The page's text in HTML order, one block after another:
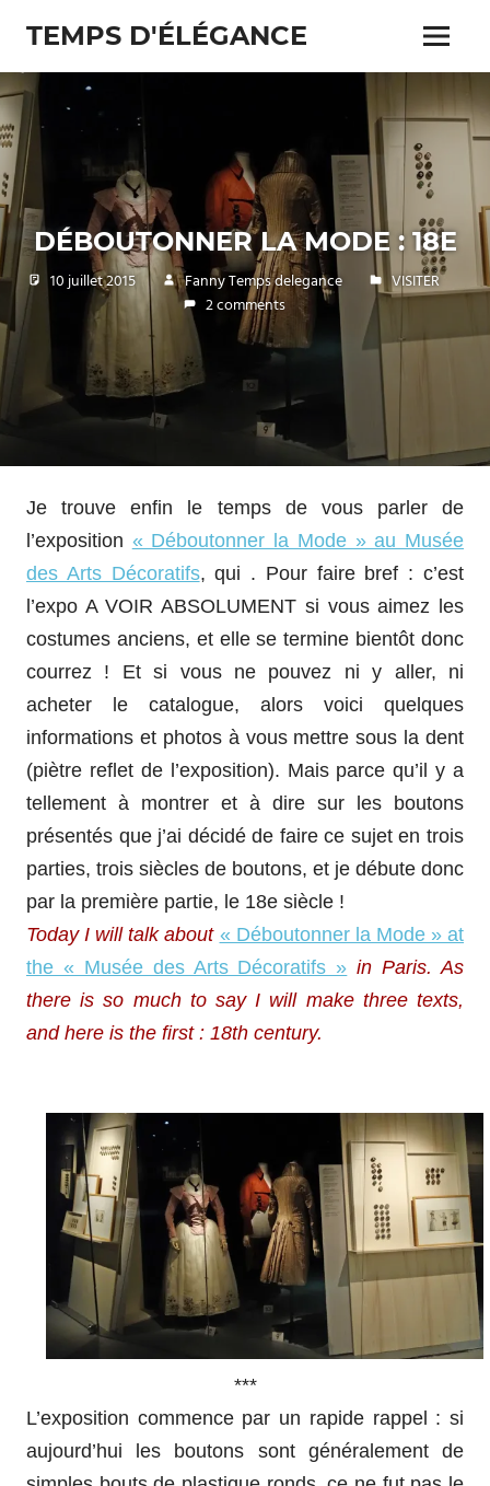
content
TEMPS D'ÉLÉGANCE
Pour
les
passionnés
de
costumes
Menu
DÉBOUTONNER LA MODE : 18E
10 juillet 2015 Fanny Temps delegance
VISITER
2 comments
Je trouve enfin le temps de vous parler de
l’exposition « Déboutonner la Mode » au Musée
des Arts Décoratifs, qui . Pour faire bref : c’est
l’expo A VOIR ABSOLUMENT si vous aimez les
costumes anciens, et elle se termine bientôt donc
courrez ! Et si vous ne pouvez ni y aller, ni
acheter le catalogue, alors voici quelques
informations et photos à vous mettre sous la dent
(piètre reflet de l’exposition). Mais parce qu’il y a
tellement à montrer et à dire sur les boutons
présentés que j’ai décidé de faire ce sujet en trois
parties, trois siècles de boutons, et je débute donc
par la première partie, le 18e siècle !
Today I will talk about « Déboutonner la Mode » at
the « Musée des Arts Décoratifs » in Paris. As
there is so much to say I will make three texts,
and here is the first : 18th century.
***
L’exposition commence par un rapide rappel : si
aujourd’hui les boutons sont généralement de